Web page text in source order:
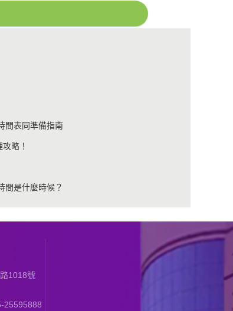
間表同準備指南
略！
間是什麼時候？
1018號
25595888